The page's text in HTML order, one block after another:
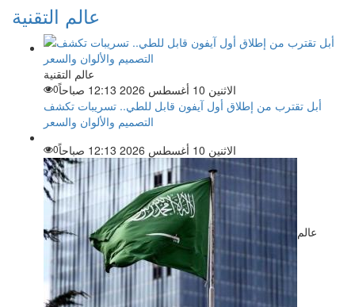
عالم التقنية
عالم التقنية
الاثنين 10 أغسطس 2026 12:13 صباحاً
0
أبل تقترب من إطلاق أول آيفون قابل للطي.. تسريبات تكشف
التصميم والألوان والسعر
الاثنين 10 أغسطس 2026 12:13 صباحاً
0
عالم